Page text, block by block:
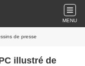
MENU
de presse
illustré de